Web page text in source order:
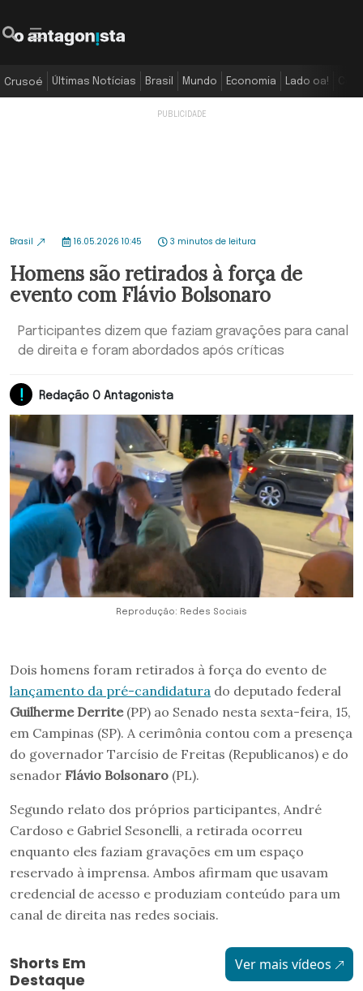
Crusoé Últimas Notícias Brasil Mundo Economia Lado oa!
Brasil 16.05.2026 10:45 3 minutos de leitura
Homens são retirados à força de
evento com Flávio Bolsonaro
Participantes dizem que faziam gravações para canal
de direita e foram abordados após críticas
Redação O Antagonista
Reprodução: Redes Sociais
Dois homens foram retirados à força do evento de
lançamento da pré-candidatura do deputado federal
Guilherme Derrite(PP) ao Senado nesta sexta-feira, 15,
em Campinas (SP). A cerimônia contou com a presença
do governador Tarcísio de Freitas (Republicanos) e do
senador Flávio Bolsonaro (PL).
Segundo relato dos próprios participantes, André
Cardoso e Gabriel Sesonelli, a retirada ocorreu
enquanto eles faziam gravações em um espaço
reservado à imprensa. Ambos afirmam que usavam
credencial de acesso e produziam conteúdo para um
canal de direita nas redes sociais.
Shorts Em
Destaque
Ver mais vídeos